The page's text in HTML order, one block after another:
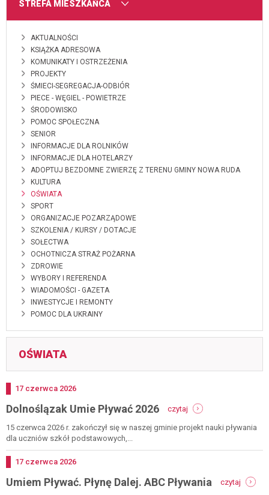
MENU
STREFA MIESZKAŃCA
AKTUALNOŚCI
KSIĄŻKA ADRESOWA
KOMUNIKATY I OSTRZEŻENIA
PROJEKTY
ŚMIECI-SEGREGACJA-ODBIÓR
PIECE - WĘGIEL - POWIETRZE
ŚRODOWISKO
POMOC SPOŁECZNA
SENIOR
INFORMACJE DLA ROLNIKÓW
INFORMACJE DLA HOTELARZY
ADOPTUJ BEZDOMNE ZWIERZĘ Z TERENU GMINY NOWA RUDA
KULTURA
OŚWIATA
SPORT
ORGANIZACJE POZARZĄDOWE
SZKOLENIA / KURSY / DOTACJE
SOŁECTWA
OCHOTNICZA STRAŻ POŻARNA
ZDROWIE
WYBORY I REFERENDA
WIADOMOŚCI - GAZETA
INWESTYCJE I REMONTY
POMOC DLA UKRAINY
OŚWIATA
Dodano
17 czerwca 2026
Dolnoślązak Umie Pływać 2026 czytaj
dolnoślązak
umie
15 czerwca 2026 r. zakończył się w naszej gminie projekt nauki pływania
dla uczniów szkół podstawowych,...
Dodano
17 czerwca 2026
Umiem Pływać. Płynę Dalej. ABC Pływania czytaj
umiem